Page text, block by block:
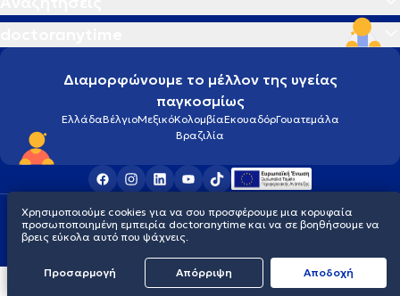
Διαμορφώνουμε το μέλλον της υγείας
παγκοσμίως
ΕλλάδαΒέλγιοΜεξικόΚολομβίαΕκουαδόρΓουατεμάλα
Βραζιλία
Οροι χρήσηςCookiesΠολιτική προστασίας προσωπικού απορρήτου
© 2026 doctoranytime
Χρησιμοποιούμε cookies για να σου προσφέρουμε μια κορυφαία
προσωποποιημένη εμπειρία doctoranytime και να σε βοηθήσουμε να
βρεις εύκολα αυτό που ψάχνεις.
Προσαρμογή Απόρριψη Aποδοχή